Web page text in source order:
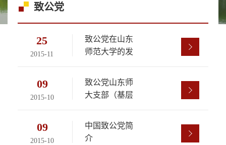
致公党
25
2015-11
致公党在山东
师范大学的发
09
2015-10
致公党山东师
大支部（基层
班子成员
09
2015-10
中国致公党简
介